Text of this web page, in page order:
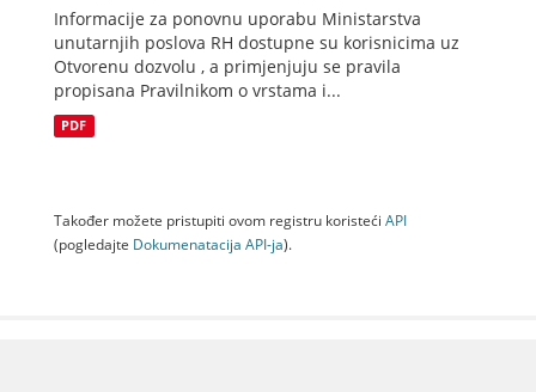
Informacije za ponovnu uporabu Ministarstva
unutarnjih poslova RH dostupne su korisnicima uz
Otvorenu dozvolu , a primjenjuju se pravila
propisana Pravilnikom o vrstama i...
PDF
Također možete pristupiti ovom registru koristeći API
(pogledajte Dokumenаtаcijа API-jа).